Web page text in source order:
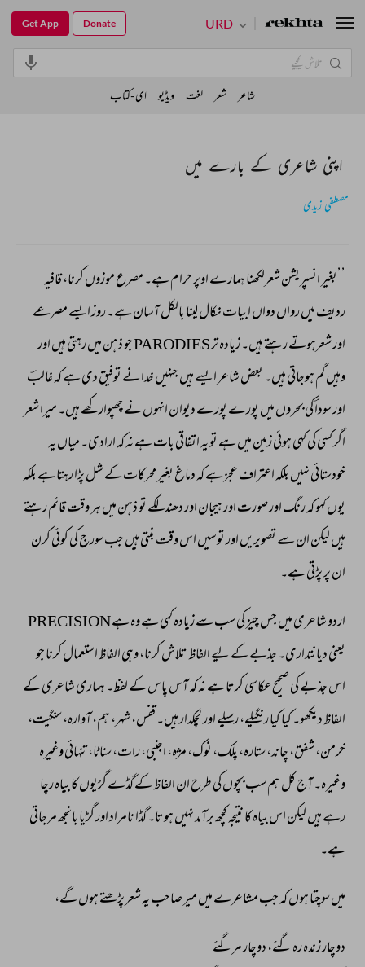
اپنی شاعری کے بارے میں
مصطفی زیدی
’’بغیر انسپریشن شعرلکھنا ہمارے اوپر حرام ہے۔ مصرع موزوں کرنا، قافیہ
ردیف میں رواں دواں ابیات نکال لینا بالکل آسان ہے۔ روز ایسے مصرعے
اور شعرہوتے رہتے ہیں۔ زیادہ تر PARODIES جو ذہن میں رہتی ہیں اور
وہیں گم ہوجاتی ہیں۔ بعض شاعر ایسے ہیں جنہیں خدا نے توفیق دی ہے کہ غالبؔ
اور سوداؔ کی بحروں میں پورے پورے دیوان انہوں نے چھپوارکھے ہیں۔ میرا شعر
اگر کسی کی کہی ہوئی زمین میں ہے تو یہ اتفاقی بات ہے نہ کہ ارادی۔ میاں یہ
خودستائی نہیں بلکہ اعتراف عجز ہے کہ دماغ بغیر محرکات کے شل پڑا رہتا ہے بلکہ
یوں کہو کہ رنگ اور صورت اور ہیجان اور دھندلکے تو ذہن میں ہر وقت قائم رہتے
ہیں لیکن ان سے تصویریں اور توسیں اس وقت بنتی ہیں جب سورج کی کوئی کرن
ان پر پڑتی ہے۔
اردو شاعری میں جس چیز کی سب سے زیادہ کمی ہے وہ ہے PRECISION
یعنی دیانتداری۔ جذبے کے لیے الفاظ تلاش کرنا، وہی الفاظ استعمال کرنا جو
اس جذبے کی صحیح عکاسی کرتا ہے نہ کہ آس پاس کے لفظ۔ ہماری شاعری کے
الفاظ دیکھو۔ کیا کیا رنگیلے، رسیلے اور لچکدار ہیں۔ قفس، شہر، ہم، آوارہ، سنگیت،
خرمن، شفق، چاند، ستارہ، پلک، نوک، مژہ، اجنبی، رات، سناٹا، تنہائی وغیرہ
وغیرہ۔ آج کل ہم سب بچوں کی طرح ان الفاظ کے گڈے گڑیوں کا بیاہ رچا
رہے ہیں لیکن اس بیاہ کا نتیجہ کچھ برآمد نہیں ہوتا۔ گڈا نامراد اور گڑیا بانجھ مرجاتی
ہے۔
میں سوچتا ہوں کہ جب مشاعرے میں میر صاحب یہ شعر پڑھتے ہوں گے،
دوچار زندہ رہ گئے، دوچار مرگئے
URD
Get App Donate
شاعر شعر لغت ویڈیو ای-کتاب